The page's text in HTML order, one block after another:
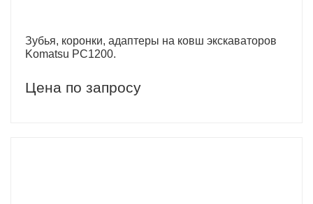
Зубья, коронки, адаптеры на ковш экскаваторов
Komatsu PC1200.
Цена по запросу